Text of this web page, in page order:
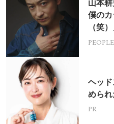
山本
僕の
（笑
挑戦
PEOPLE
ヘッ
めら
PR